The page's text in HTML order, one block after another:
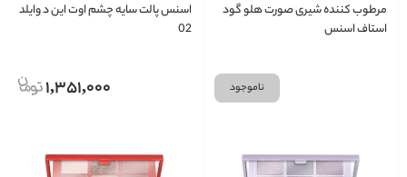
مرطوب کننده شیری صورت هلو گود
استاف اسنس
ناموجود
اسنس پالت سایه چشم اوت این د وایلد
02
1,351,000